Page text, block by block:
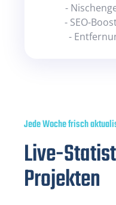
-
- SEO-
-
Jede Woche frisch
Live-
Projekten